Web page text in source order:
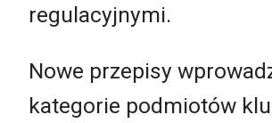
regulacyjnymi.
Nowe przepisy
kategorie podmiotów